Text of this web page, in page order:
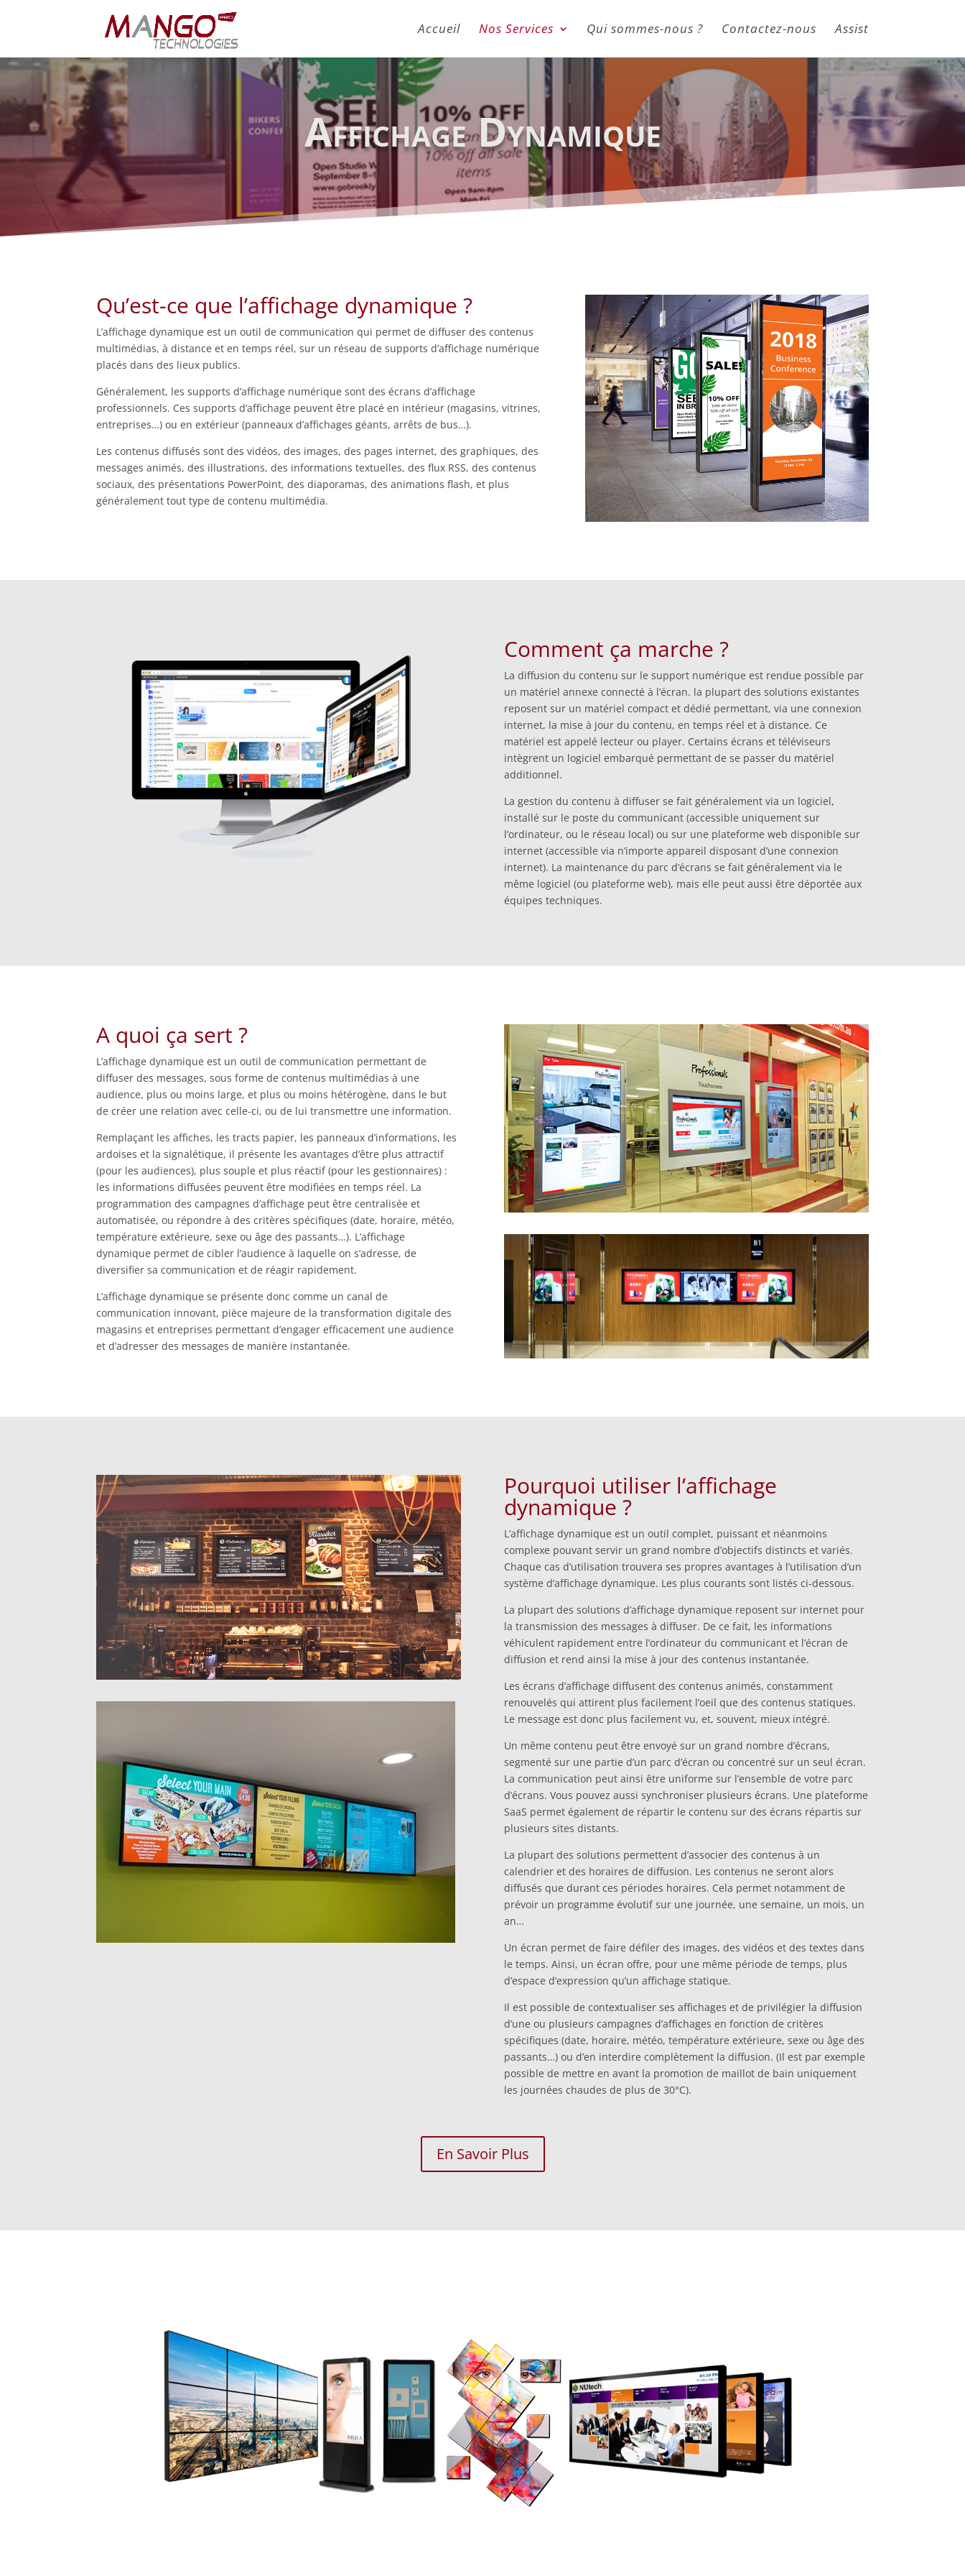
Accueil Nos Services Qui sommes-nous ? Contactez-nous Assist
Affichage Dynamique
Qu’est-ce que l’affichage dynamique ?
L’affichage dynamique est un outil de communication qui permet de diffuser des contenus
multimédias, à distance et en temps réel, sur un réseau de supports d’affichage numérique
placés dans des lieux publics.
Généralement, les supports d’affichage numérique sont des écrans d’affichage
professionnels. Ces supports d’affichage peuvent être placé en intérieur (magasins, vitrines,
entreprises…) ou en extérieur (panneaux d’affichages géants, arrêts de bus…).
Les contenus diffusés sont des vidéos, des images, des pages internet, des graphiques, des
messages animés, des illustrations, des informations textuelles, des flux RSS, des contenus
sociaux, des présentations PowerPoint, des diaporamas, des animations flash, et plus
généralement tout type de contenu multimédia.
Comment ça marche ?
La diffusion du contenu sur le support numérique est rendue possible par
un matériel annexe connecté à l’écran. la plupart des solutions existantes
reposent sur un matériel compact et dédié permettant, via une connexion
internet, la mise à jour du contenu, en temps réel et à distance. Ce
matériel est appelé lecteur ou player. Certains écrans et téléviseurs
intègrent un logiciel embarqué permettant de se passer du matériel
additionnel.
La gestion du contenu à diffuser se fait généralement via un logiciel,
installé sur le poste du communicant (accessible uniquement sur
l’ordinateur, ou le réseau local) ou sur une plateforme web disponible sur
internet (accessible via n’importe appareil disposant d’une connexion
internet). La maintenance du parc d’écrans se fait généralement via le
même logiciel (ou plateforme web), mais elle peut aussi être déportée aux
équipes techniques.
A quoi ça sert ?
L’affichage dynamique est un outil de communication permettant de
diffuser des messages, sous forme de contenus multimédias à une
audience, plus ou moins large, et plus ou moins hétérogène, dans le but
de créer une relation avec celle-ci, ou de lui transmettre une information.
Remplaçant les affiches, les tracts papier, les panneaux d’informations, les
ardoises et la signalétique, il présente les avantages d’être plus attractif
(pour les audiences), plus souple et plus réactif (pour les gestionnaires) :
les informations diffusées peuvent être modifiées en temps réel. La
programmation des campagnes d’affichage peut être centralisée et
automatisée, ou répondre à des critères spécifiques (date, horaire, météo,
température extérieure, sexe ou âge des passants…). L’affichage
dynamique permet de cibler l’audience à laquelle on s’adresse, de
diversifier sa communication et de réagir rapidement.
L’affichage dynamique se présente donc comme un canal de
communication innovant, pièce majeure de la transformation digitale des
magasins et entreprises permettant d’engager efficacement une audience
et d’adresser des messages de manière instantanée.
Pourquoi utiliser l’affichage
dynamique ?
L’affichage dynamique est un outil complet, puissant et néanmoins
complexe pouvant servir un grand nombre d’objectifs distincts et variés.
Chaque cas d’utilisation trouvera ses propres avantages à l’utilisation d’un
système d’affichage dynamique. Les plus courants sont listés ci-dessous.
La plupart des solutions d’affichage dynamique reposent sur internet pour
la transmission des messages à diffuser. De ce fait, les informations
véhiculent rapidement entre l’ordinateur du communicant et l’écran de
diffusion et rend ainsi la mise à jour des contenus instantanée.
Les écrans d’affichage diffusent des contenus animés, constamment
renouvelés qui attirent plus facilement l’oeil que des contenus statiques.
Le message est donc plus facilement vu, et, souvent, mieux intégré.
Un même contenu peut être envoyé sur un grand nombre d’écrans,
segmenté sur une partie d’un parc d’écran ou concentré sur un seul écran.
La communication peut ainsi être uniforme sur l’ensemble de votre parc
d’écrans. Vous pouvez aussi synchroniser plusieurs écrans. Une plateforme
SaaS permet également de répartir le contenu sur des écrans répartis sur
plusieurs sites distants.
La plupart des solutions permettent d’associer des contenus à un
calendrier et des horaires de diffusion. Les contenus ne seront alors
diffusés que durant ces périodes horaires. Cela permet notamment de
prévoir un programme évolutif sur une journée, une semaine, un mois, un
an…
Un écran permet de faire défiler des images, des vidéos et des textes dans
le temps. Ainsi, un écran offre, pour une même période de temps, plus
d’espace d’expression qu’un affichage statique.
Il est possible de contextualiser ses affichages et de privilégier la diffusion
d’une ou plusieurs campagnes d’affichages en fonction de critères
spécifiques (date, horaire, météo, température extérieure, sexe ou âge des
passants…) ou d’en interdire complètement la diffusion. (Il est par exemple
possible de mettre en avant la promotion de maillot de bain uniquement
les journées chaudes de plus de 30°C).
En Savoir Plus